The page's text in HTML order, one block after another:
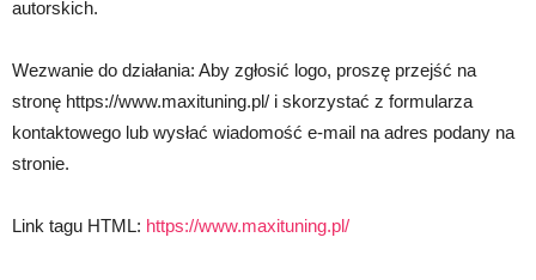
autorskich.
Wezwanie do działania: Aby zgłosić logo, proszę przejść na
stronę https://www.maxituning.pl/ i skorzystać z formularza
kontaktowego lub wysłać wiadomość e-mail na adres podany na
stronie.
Link tagu HTML: https://www.maxituning.pl/